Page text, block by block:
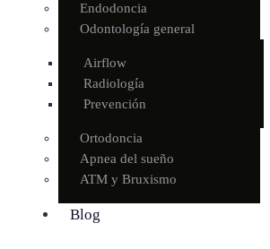
Endodoncia
Odontología general
Airflow
Radiología
Prevención
Ortodoncia
Apnea del sueño
ATM y Bruxismo
Blog